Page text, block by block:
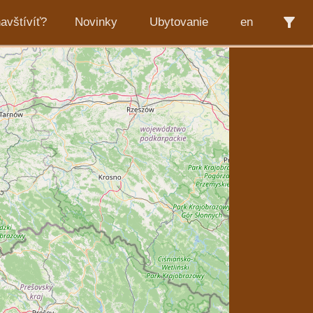
Novinky Ubytovanie en filter_alt